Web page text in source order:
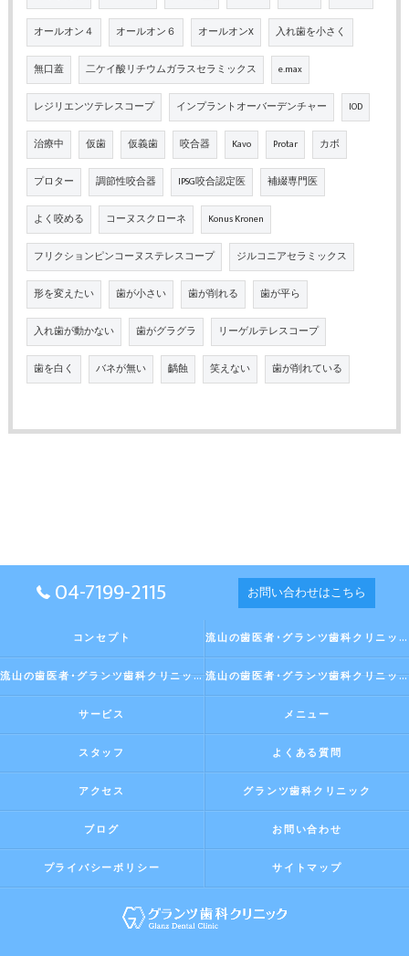
オールオン４ オールオン６ オールオンX 入れ歯を小さく
無口蓋 二ケイ酸リチウムガラスセラミックス e.max
レジリエンツテレスコープ インプラントオーバーデンチャー IOD
治療中 仮歯 仮義歯 咬合器 Kavo Protar カボ
プロター 調節性咬合器 IPSG咬合認定医 補綴専門医
よく咬める コーヌスクローネ Konus Kronen
フリクションピンコーヌステレスコープ ジルコニアセラミックス
形を変えたい 歯が小さい 歯が削れる 歯が平ら
入れ歯が動かない 歯がグラグラ リーゲルテレスコープ
歯を白く バネが無い 齲蝕 笑えない 歯が削れている
04-7199-2115 お問い合わせはこちら
コンセプト 流山の歯医者･グランツ歯科クリニックの口コミ情報
流山の歯医者･グランツ歯科クリニックの評判 流山の歯医者･グランツ歯科クリニックのお客様の声
サービス メニュー
スタッフ よくある質問
アクセス グランツ歯科クリニック
ブログ お問い合わせ
プライバシーポリシー サイトマップ